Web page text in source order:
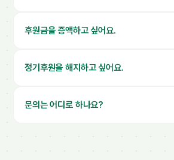
후원금을 증액하고 싶어요.
정기후원을 해지하고 싶어요.
문의는 어디로 하나요?